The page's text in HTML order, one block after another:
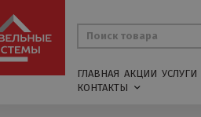
ГЛАВНАЯ АКЦИИ УСЛУГИ
КОНТАКТЫ